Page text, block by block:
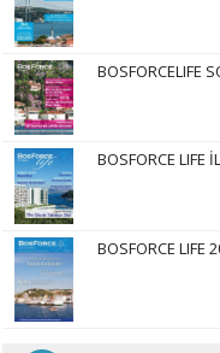
BOSFORCELIFE
BOSFORCE LIFE
BOSFORCE LIFE